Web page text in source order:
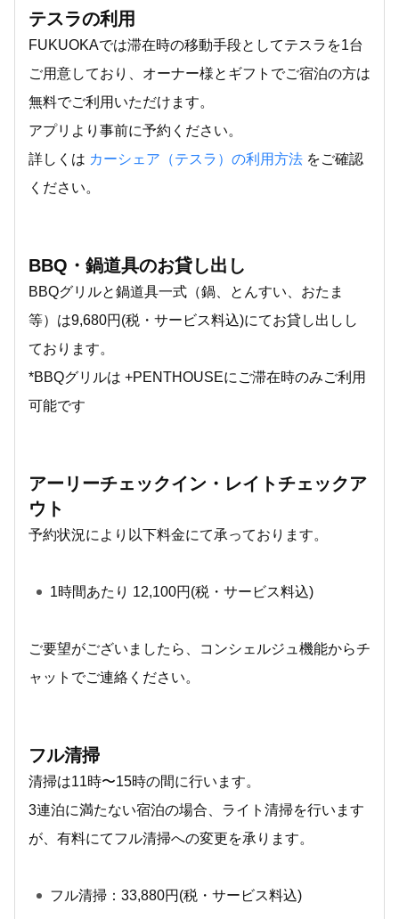
テスラの利用
FUKUOKAでは滞在時の移動手段としてテスラを1台
ご用意しており、オーナー様とギフトでご宿泊の方は
無料でご利用いただけます。
アプリより事前に予約ください。
詳しくは カーシェア（テスラ）の利用方法 をご確認
ください。
BBQ・鍋道具のお貸し出し
BBQグリルと鍋道具一式（鍋、とんすい、おたま
等）は9,680円(税・サービス料込)にてお貸し出しし
ております。
*BBQグリルは +PENTHOUSEにご滞在時のみご利用
可能です
アーリーチェックイン・レイトチェックア
ウト
予約状況により以下料金にて承っております。
1時間あたり 12,100円(税・サービス料込)
ご要望がございましたら、コンシェルジュ機能からチ
ャットでご連絡ください。
フル清掃
清掃は11時〜15時の間に行います。
3連泊に満たない宿泊の場合、ライト清掃を行います
が、有料にてフル清掃への変更を承ります。
フル清掃：33,880円(税・サービス料込)